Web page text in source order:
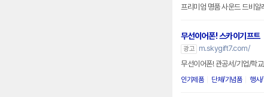
프리미엄 명품 사운드 드비알
무선이어폰! 스카이기프트
광고
m.skygift7.com/
무선이어폰! 관공서/기업/학
인기제품 단체/기념품 행사